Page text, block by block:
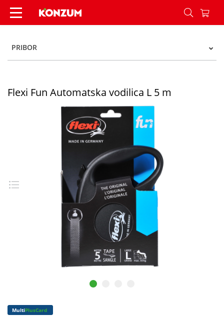
Flexi Fun Automatska vodilica L 5 m - Konzum
PRIBOR
Flexi Fun Automatska vodilica L 5 m
MultiPlusCard